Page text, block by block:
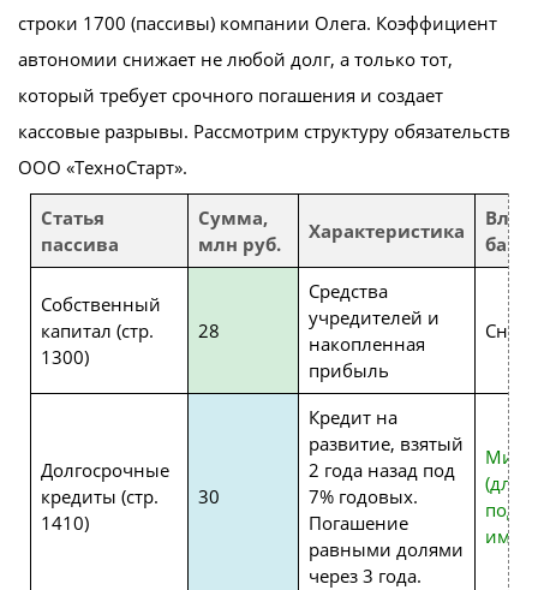
строки 1700 (пассивы) компании Олега. Коэффициент
автономии снижает не любой долг, а только тот,
который требует срочного погашения и создает
кассовые разрывы. Рассмотрим структуру обязательств
ООО «ТехноСтарт».
Статья
пассива
Сумма,
млн руб.
Характеристика
Собственный
капитал (стр.
1300)
28
Средства
учредителей и
накопленная
прибыль
Долгосрочные
кредиты (стр.
1410)
30
Кредит на
развитие, взятый
2 года назад под
7% годовых.
Погашение
равными долями
через 3 года.
под